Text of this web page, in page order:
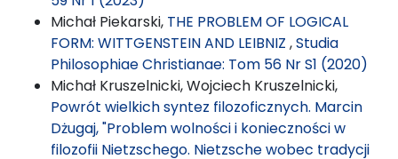
Michał Piekarski, THE PROBLEM OF LOGICAL
FORM: WITTGENSTEIN AND LEIBNIZ ,Studia
Philosophiae Christianae: Tom 56 Nr S1 (2020)
Michał Kruszelnicki, Wojciech Kruszelnicki,
Powrót wielkich syntez filozoficznych. Marcin
Dżugaj, "Problem wolności i konieczności w
filozofii Nietzschego. Nietzsche wobec tradycji